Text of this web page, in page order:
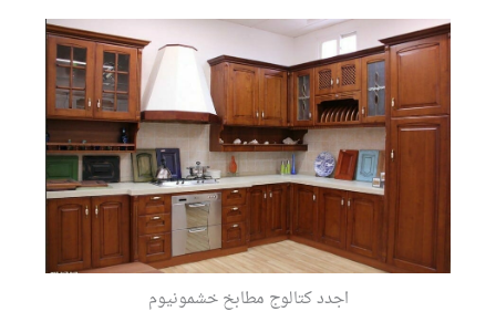
اجدد كتالوج مطابخ خشمونيوم